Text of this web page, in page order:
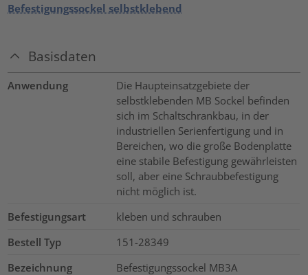
Befestigungssockel selbstklebend
Basisdaten
Anwendung
Die Haupteinsatzgebiete der
selbstklebenden MB Sockel befinden
sich im Schaltschrankbau, in der
industriellen Serienfertigung und in
Bereichen, wo die große Bodenplatte
eine stabile Befestigung gewährleisten
soll, aber eine Schraubbefestigung
nicht möglich ist.
Befestigungsart
kleben und schrauben
Bestell Typ
151-28349
Bezeichnung
Befestigungssockel MB3A